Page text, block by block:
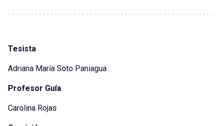
Tesista
Adriana María Soto Paniagua
Profesor Guía
Carolina Rojas